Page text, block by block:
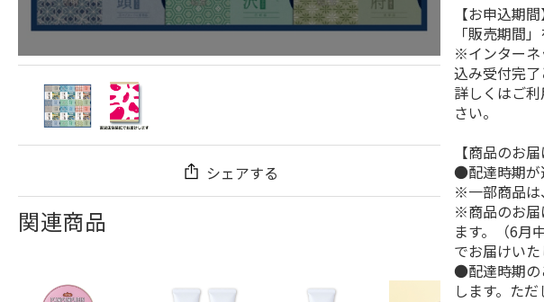
シェアする
関連商品
【お申込期間
「販売期間
※インターネ
込み受付完了
詳しくはご
さい。
【商品のお
●配達時期が
※一部商品は
※商品のお届
ます。（6月
でお届けいた
●配達時期の
します。た